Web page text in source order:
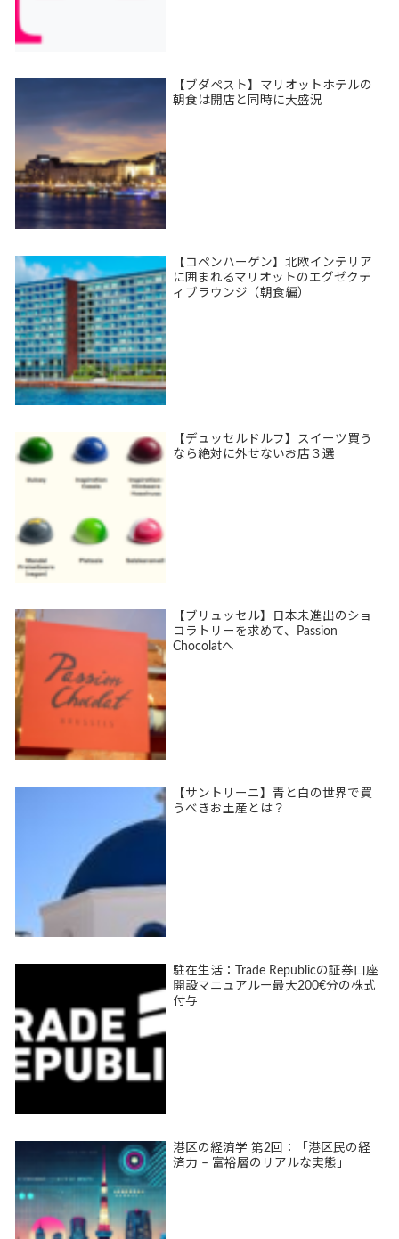
【ブダペスト】マリオットホテルの
朝食は開店と同時に大盛況
【コペンハーゲン】北欧インテリア
に囲まれるマリオットのエグゼクテ
ィブラウンジ（朝食編）
【デュッセルドルフ】スイーツ買う
なら絶対に外せないお店３選
【ブリュッセル】日本未進出のショ
コラトリーを求めて、Passion
Chocolatへ
【サントリーニ】青と白の世界で買
うべきお土産とは？
駐在生活：Trade Republicの証券口座
開設マニュアルー最大200€分の株式
付与
港区の経済学 第2回：「港区民の経
済力 – 富裕層のリアルな実態」